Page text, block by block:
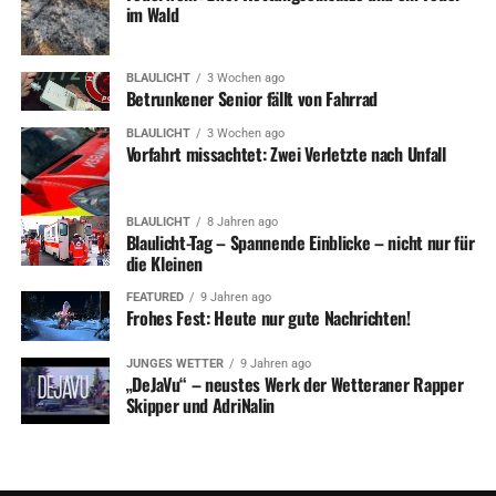
im Wald
BLAULICHT 3 Wochen ago
Betrunkener Senior fällt von Fahrrad
BLAULICHT 3 Wochen ago
Vorfahrt missachtet: Zwei Verletzte nach Unfall
BLAULICHT 8 Jahren ago
Blaulicht-Tag – Spannende Einblicke – nicht nur für
die Kleinen
FEATURED 9 Jahren ago
Frohes Fest: Heute nur gute Nachrichten!
JUNGES WETTER 9 Jahren ago
„DeJaVu“ – neustes Werk der Wetteraner Rapper
Skipper und AdriNalin